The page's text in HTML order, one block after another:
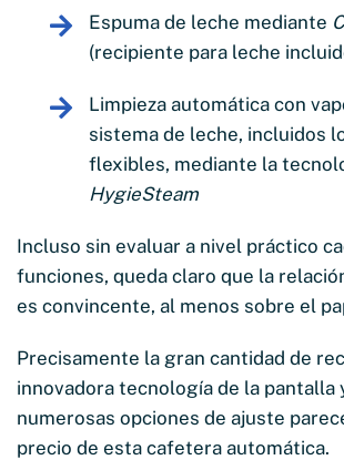
Espuma de leche mediante
(recipiente para leche
Limpieza automática con
sistema de leche, incluidos
flexibles, mediante la
HygieSteam
Incluso sin evaluar a nivel práctico
funciones, queda claro que la
es convincente, al menos sobre el
Precisamente la gran cantidad de
innovadora tecnología de la pantalla
numerosas opciones de ajuste
precio de esta cafetera automática.